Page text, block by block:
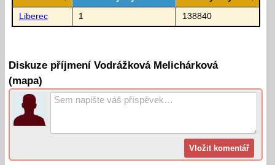
Liberec 1 138840
Diskuze příjmení Vodrážková Melichárková
(mapa)